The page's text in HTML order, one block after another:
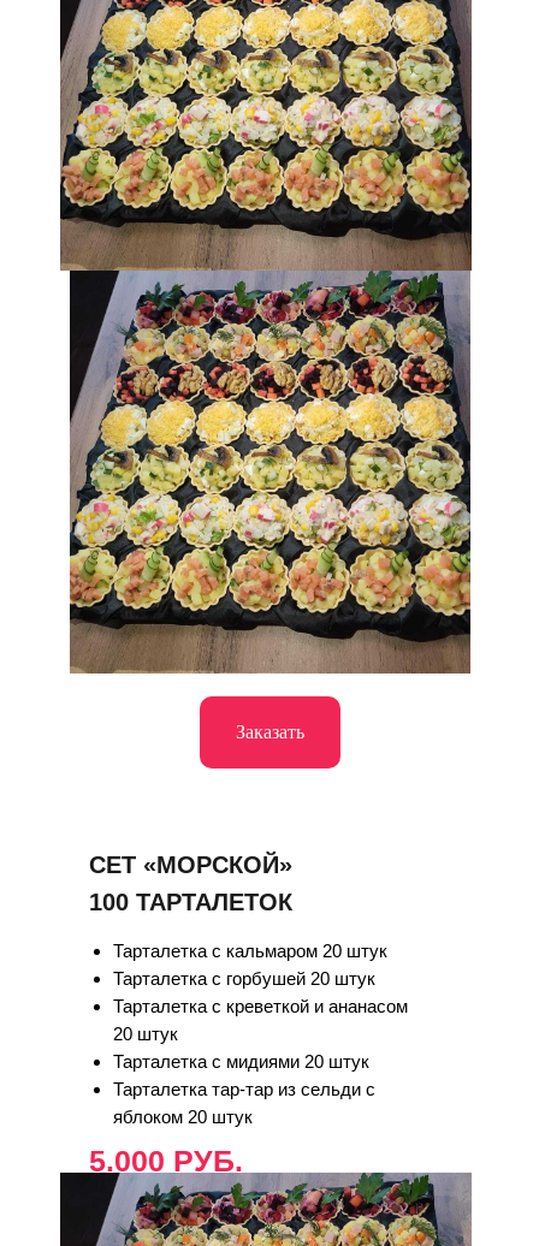
Заказать
СЕТ «МОРСКОЙ»
100 ТАРТАЛЕТОК
Тарталетка с кальмаром 20 штук
Тарталетка с горбушей 20 штук
Тарталетка с креветкой и ананасом
20 штук
Тарталетка с мидиями 20 штук
Тарталетка тар-тар из сельди с
яблоком 20 штук
5.000 РУБ.